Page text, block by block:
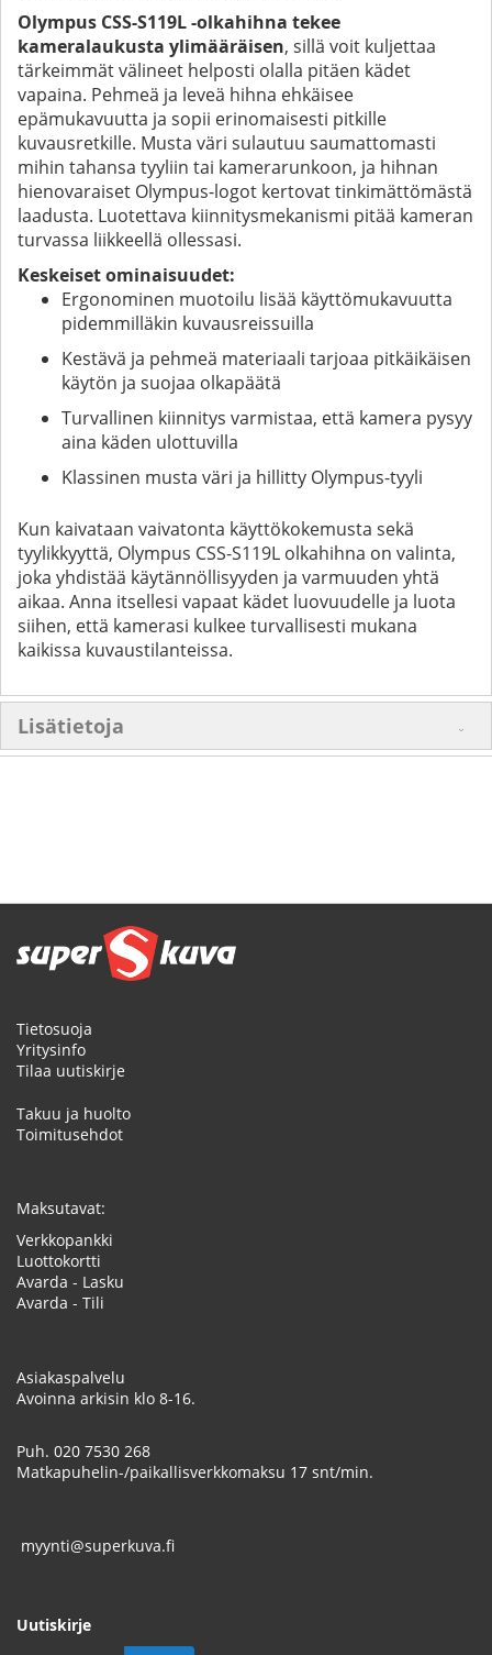
Olympus CSS-S119L -olkahihna tekee
kameralaukusta yli­määräisen, sillä voit kuljettaa
tärkeimmät välineet helposti olalla pitäen kädet
vapaina. Pehmeä ja leveä hihna ehkäisee
epämukavuutta ja sopii erinomaisesti pitkille
kuvausretkille. Musta väri sulautuu saumattomasti
mihin tahansa tyyliin tai kamerarunkoon, ja hihnan
hienovaraiset Olympus-logot kertovat tinkimättömästä
laadusta. Luotettava kiinnitysmekanismi pitää kameran
turvassa liikkeellä ollessasi.
Keskeiset ominaisuudet:
Ergonominen muotoilu lisää käyttömukavuutta
pidemmilläkin kuvausreissuilla
Kestävä ja pehmeä materiaali tarjoaa pitkäikäisen
käytön ja suojaa olkapäätä
Turvallinen kiinnitys varmistaa, että kamera pysyy
aina käden ulottuvilla
Klassinen musta väri ja hillitty Olympus-tyyli
Kun kaivataan vaivatonta käyttökokemusta sekä
tyylikkyyttä, Olympus CSS-S119L olkahihna on valinta,
joka yhdistää käytännöllisyyden ja varmuuden yhtä
aikaa. Anna itsellesi vapaat kädet luovuudelle ja luota
siihen, että kamerasi kulkee turvallisesti mukana
kaikissa kuvaustilanteissa.
Lisätietoja
Tietosuoja
Yritysinfo
Tilaa uutiskirje
Takuu ja huolto
Toimitusehdot
Maksutavat:
Verkkopankki
Luottokortti
Avarda - Lasku
Avarda - Tili
Asiakaspalvelu
Avoinna arkisin klo 8-16.
Puh. 020 7530 268
Matkapuhelin-/paikallisverkkomaksu 17 snt/min.
myynti@superkuva.fi
Uutiskirje